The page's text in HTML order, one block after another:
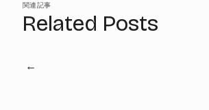
関連記事
Related Posts